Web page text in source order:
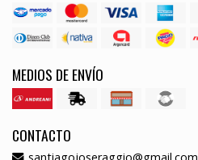
MEDIOS DE ENVÍO
CONTACTO